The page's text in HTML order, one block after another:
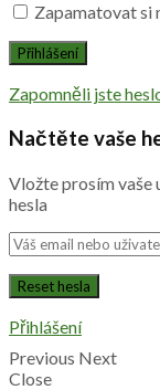
Zapamatovat si
Zapomněli jste
Načtěte vaše
Vložte prosím vaše
hesla
Přihlášení
Previous Next
Close